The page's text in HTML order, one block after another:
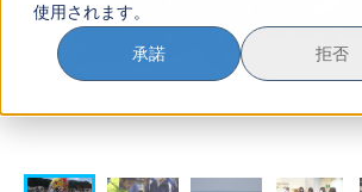
使用されます。
承諾 拒否
おためし地域留学
マガジン
奨学金について